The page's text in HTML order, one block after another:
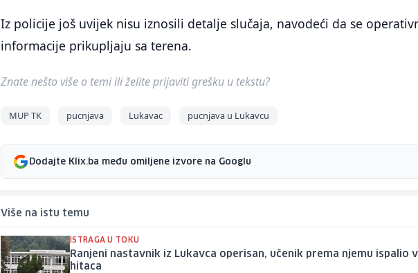
Iz policije još uvijek nisu iznosili detalje slučaja, navodeći da se
informacije prikupljaju sa terena.
Znate nešto više o temi ili želite prijaviti grešku u tekstu?
MUP TK pucnjava Lukavac pucnjava u Lukavcu
Dodajte Klix.ba među omiljene izvore na Googlu
Više na istu temu
ISTRAGA U TOKU
Ranjeni nastavnik iz Lukavca operisan, učenik prema njemu ispalio
hitaca